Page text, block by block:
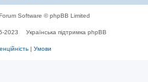
Software © phpBB Limited
2023 Українська підтримка phpBB
| Умови